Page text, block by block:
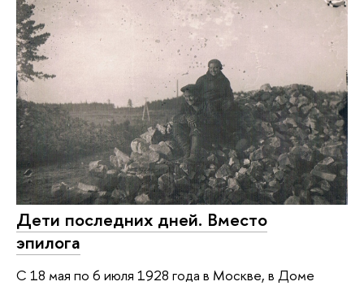
Дети последних дней. Вместо
эпилога
С 18 мая по 6 июля 1928 года в Москве, в Доме